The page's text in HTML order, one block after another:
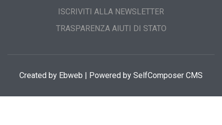
ISCRIVITI ALLA NEWSLETTER
TRASPARENZA AIUTI DI STATO
Created by Ebweb | Powered by SelfComposer CMS